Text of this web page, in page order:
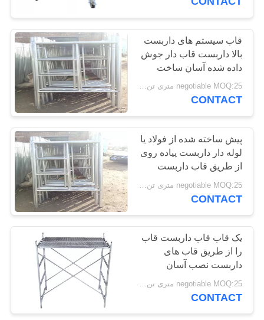
قاب سیستم های داربست
بالا داربست قاب دار جوش
داده شده آسان ساخت
negotiable MOQ:25 متری تن / متریک تن
CONTACT
پیش ساخته شده از فولاد یا
لوله دار داربست پیاده روی
از طریق قاب داربست
CONTACT
یک قاب قاب داربست قاب
را از طریق قاب های
داربست نصب آسان
negotiable MOQ:25 متری تن / متریک تن
CONTACT